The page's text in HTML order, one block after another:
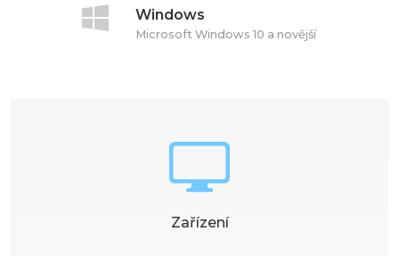
Windows
Microsoft Windows 10 a novější
Zařízení